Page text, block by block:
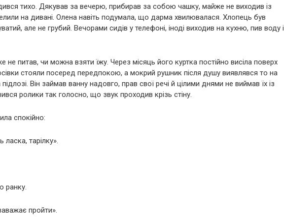
тихо. Дякував за вечерю, прибирав за собою чашку, майже не виходив із
на дивані. Олена навіть подумала, що дарма хвилювалася. Хлопець був
але не грубий. Вечорами сидів у телефоні, іноді виходив на кухню, пив воду і
не питав, чи можна взяти їжу. Через місяць його куртка постійно висіла поверх
стояли посеред передпокою, а мокрий рушник після душу виявлявся то на
Він займав ванну надовго, прав свої речі й цілими днями не виймав їх із
ролики так голосно, що звук проходив крізь стіну.
спокійно:
тарілку».
ранку.
пройти».